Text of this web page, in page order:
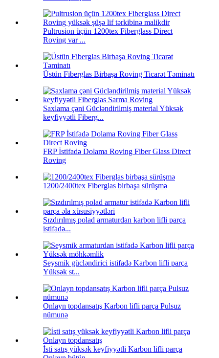
Pultrusion üçün 1200tex Fiberglass Direct
Roving var ...
Üstün Fiberglas Birbaşa Roving Ticarət Təminatı
Saxlama çəni Gücləndirilmiş material Yüksək
keyfiyyətli Fiberg...
FRP İstifadə Dolama Roving Fiber Glass Direct
Roving
1200/2400tex Fiberglas birbaşa sürüşmə
Sızdırılmış polad armaturdan karbon lifli parça
istifadə...
Seysmik gücləndirici istifadə Karbon lifli parça
Yüksək st...
Onlayn topdansatış Karbon lifli parça Pulsuz
nümunə
İsti satış yüksək keyfiyyətli Karbon lifli parça